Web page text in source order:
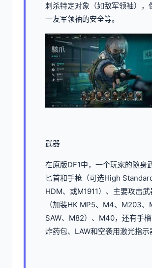
刺杀特定对象（如敌军领袖），
一友军领袖的安全等。
武器
在原版DF1中，一个玩家的随身
匕首和手枪（可选High
HDM、或M1911）、主要攻击
（加装HK MP5、M4、M203
SAW、M82）、M40，还有手
炸药包、LAW和空袭用激光指示